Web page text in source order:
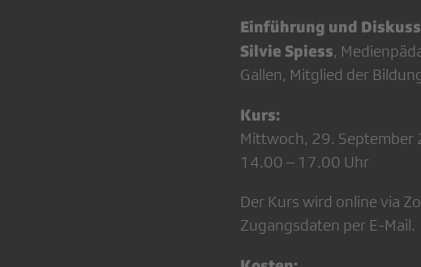
Einführung und
Silvie Spiess,
Gallen, Mitglied der
Kurs:
Mittwoch, 29. September
14.00 – 17.00 Uhr
Der Kurs wird online via
Zugangsdaten per E-Mail.